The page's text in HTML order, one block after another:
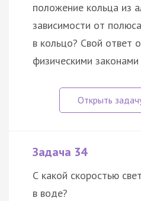
положение кольца из
зависимости от
в кольцо? Свой ответ
физическими законами
Задача 34
С какой скоростью
в воде?